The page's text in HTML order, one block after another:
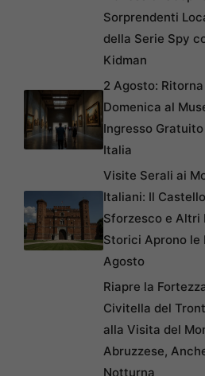
Sorprendenti
della Serie Spy
Kidman
2 Agosto:
Domenica al
Ingresso
Italia
Visite Serali ai
Italiani: Il Castello
Sforzesco e Altri
Storici Aprono le
Agosto
Riapre la
Civitella del
alla Visita del
Abruzzese,
Notturna